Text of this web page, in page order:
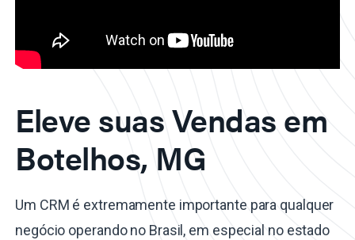
Eleve suas Vendas em
Botelhos, MG
Um CRM é extremamente importante para qualquer
negócio operando no Brasil, em especial no estado